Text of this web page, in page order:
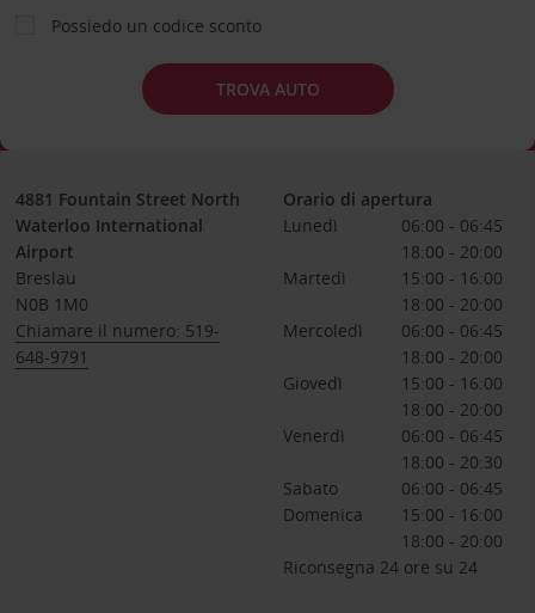
Possiedo un codice sconto
TROVA AUTO
4881 Fountain Street North
Waterloo International
Airport
Breslau
N0B 1M0
Chiamare il numero: 519-
648-9791
Orario di apertura
Lunedì
06:00 - 06:45
18:00 - 20:00
Martedì
15:00 - 16:00
18:00 - 20:00
Mercoledì
06:00 - 06:45
18:00 - 20:00
Giovedì
15:00 - 16:00
18:00 - 20:00
Venerdì
06:00 - 06:45
18:00 - 20:30
Sabato
06:00 - 06:45
Domenica
15:00 - 16:00
18:00 - 20:00
Riconsegna 24 ore su 24